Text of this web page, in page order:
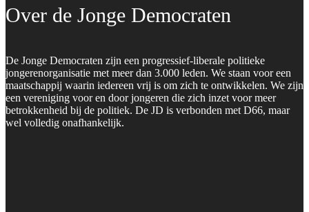
Over de Jonge Democraten
De Jonge Democraten zijn een progressief-liberale politieke
jongerenorganisatie met meer dan 3.000 leden. We staan voor een
maatschappij waarin iedereen vrij is om zich te ontwikkelen. We zijn
een vereniging voor en door jongeren die zich inzet voor meer
betrokkenheid bij de politiek. De JD is verbonden met D66, maar
wel volledig onafhankelijk.